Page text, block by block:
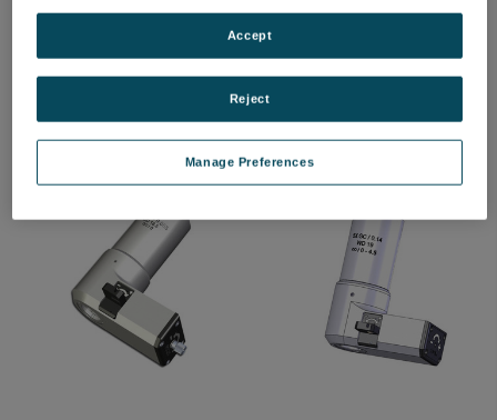
objective Lens
品番: 6401-0124-01
Manage Preferences
Reject
Accept